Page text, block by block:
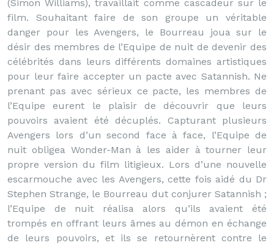
(Simon Williams), travaillait comme cascadeur sur le
film. Souhaitant faire de son groupe un véritable
danger pour les Avengers, le Bourreau joua sur le
désir des membres de l’Equipe de nuit de devenir des
célébrités dans leurs différents domaines artistiques
pour leur faire accepter un pacte avec Satannish. Ne
prenant pas avec sérieux ce pacte, les membres de
l’Equipe eurent le plaisir de découvrir que leurs
pouvoirs avaient été décuplés. Capturant plusieurs
Avengers lors d’un second face à face, l’Equipe de
nuit obligea Wonder-Man à les aider à tourner leur
propre version du film litigieux. Lors d’une nouvelle
escarmouche avec les Avengers, cette fois aidé du Dr
Stephen Strange, le Bourreau dut conjurer Satannish ;
l’Equipe de nuit réalisa alors qu’ils avaient été
trompés en offrant leurs âmes au démon en échange
de leurs pouvoirs, et ils se retournèrent contre le